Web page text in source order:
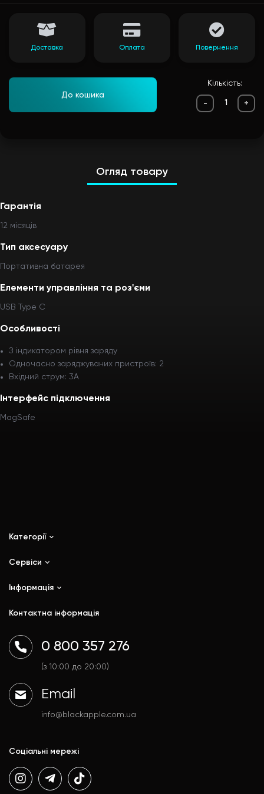
До кошика
Кількість:
- +
Доставка Оплата Повернення
Огляд товару
Гарантія
12 мiсяцiв
Тип аксесуару
Портативна батарея
Елементи управління та роз'єми
USB Type C
Особливості
З індикатором рівня заряду
Одночасно заряджуваних пристроїв: 2
Вхідний струм: 3A
Інтерфейс підключення
MagSafe
Категорії
iPhone
iPad
Watch
Гаджети
Аксесуари
Сервіси
Ремонт
Trade In
Інформація
Доставка і оплата
Договір публічної оферти
Політика конфіденційності
Контактна інформація
0 800 357 276
(з 10:00 до 20:00)
Email
info@blackapple.com.ua
Соціальні мережі